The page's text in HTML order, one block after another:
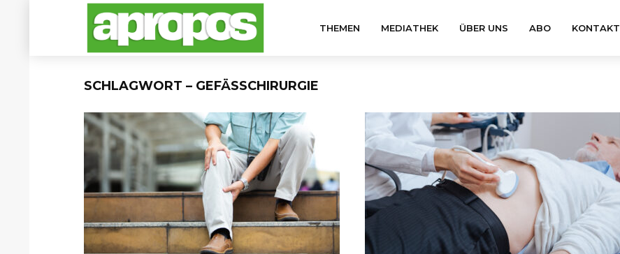
THEMEN MEDIATHEK ÜBER UNS ABO KONTAKT
SCHLAGWORT – GEFÄSSCHIRURGIE